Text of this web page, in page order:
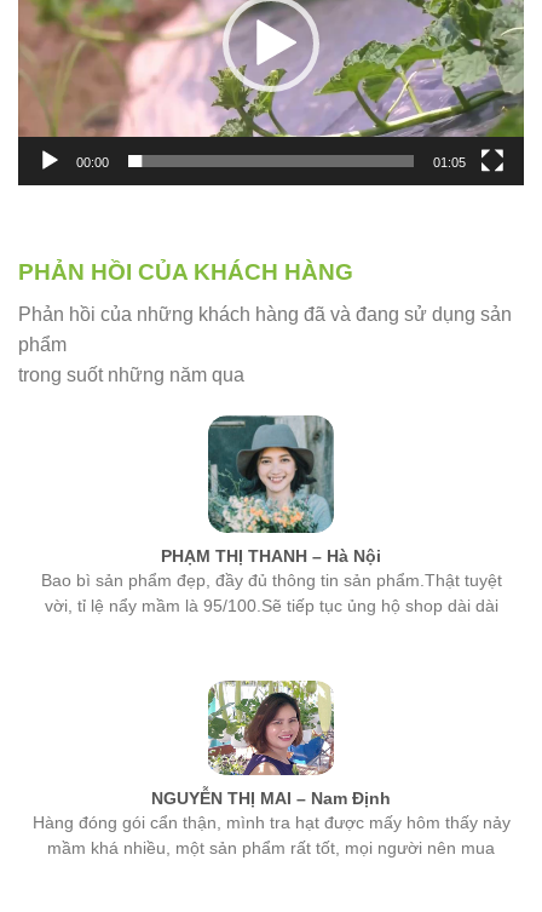
00:00 01:05
Phản hồi của những khách hàng đã và đang sử dụng sản
phẩm
trong suốt những năm qua
PHẠM THỊ THANH – Hà Nội
Bao bì sản phẩm đẹp, đầy đủ thông tin sản phẩm.Thật tuyệt
vời, tỉ lệ nẩy mầm là 95/100.Sẽ tiếp tục ủng hộ shop dài dài
NGUYỄN THỊ MAI – Nam Định
Hàng đóng gói cẩn thận, mình tra hạt được mấy hôm thấy nảy
mầm khá nhiều, một sản phẩm rất tốt, mọi người nên mua